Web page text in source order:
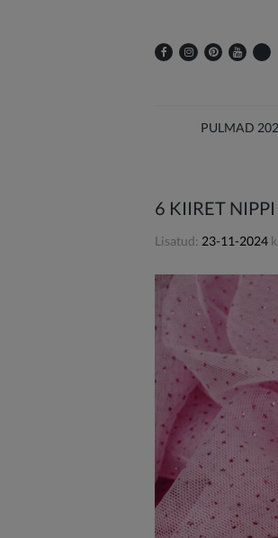
PULMAD
6 KIIRET
Lisatud: 23-11-2024